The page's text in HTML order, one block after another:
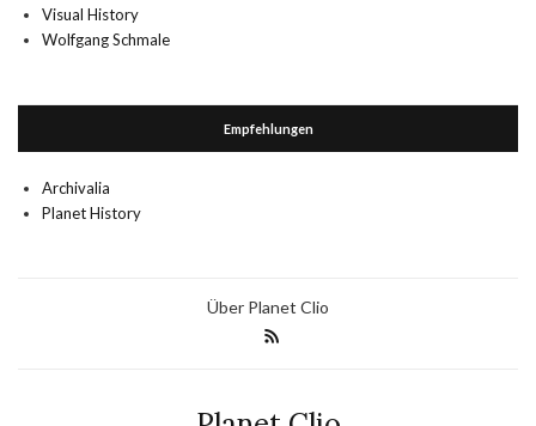
Visual History
Wolfgang Schmale
Empfehlungen
Archivalia
Planet History
Über Planet Clio